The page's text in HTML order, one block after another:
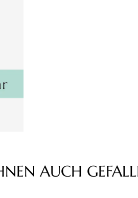
und bin mit ihnen
AUCH